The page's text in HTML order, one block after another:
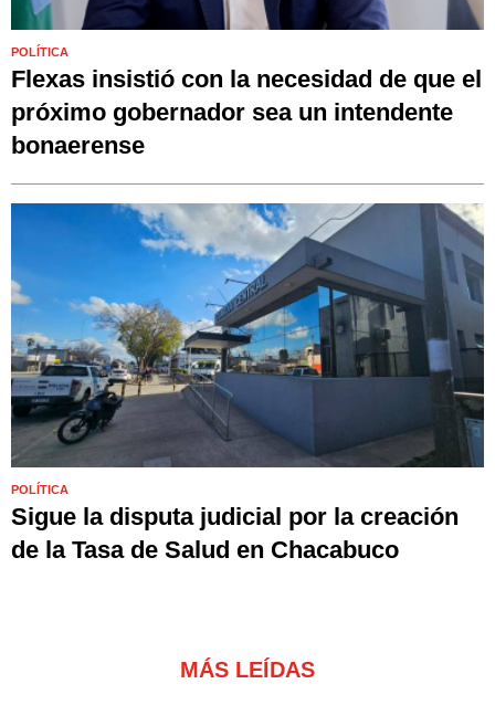
POLÍTICA
Flexas insistió con la necesidad de que el
próximo gobernador sea un intendente
bonaerense
POLÍTICA
Sigue la disputa judicial por la creación
de la Tasa de Salud en Chacabuco
MÁS LEÍDAS